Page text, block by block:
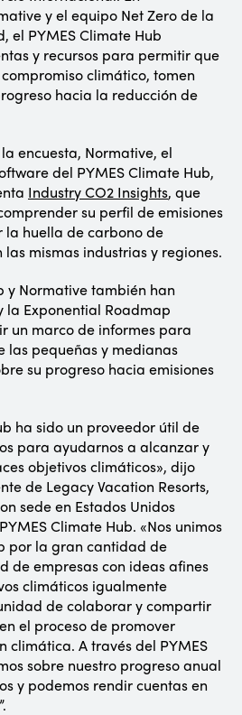
y el equipo Net Zero de la
el PYMES Climate Hub
y recursos para permitir que
climático, tomen
hacia la reducción de
encuesta, Normative, el
del PYMES Climate Hub,
Industry CO2 Insights, que
su perfil de emisiones
huella de carbono de
mismas industrias y regiones.
y Normative también han
la Exponential Roadmap
un marco de informes para
las pequeñas y medianas
su progreso hacia emisiones
ha sido un proveedor útil de
para ayudarnos a alcanzar y
objetivos climáticos», dijo
de Legacy Vacation Resorts,
sede en Estados Unidos
Climate Hub. «Nos unimos
por la gran cantidad de
de empresas con ideas afines
climáticos igualmente
de colaborar y compartir
el proceso de promover
climática. A través del PYMES
sobre nuestro progreso anual
y podemos rendir cuentas en